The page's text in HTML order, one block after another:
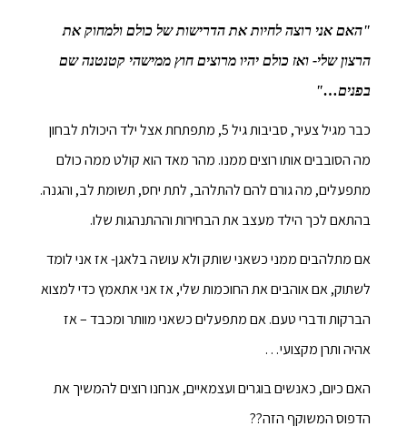
"האם אני רוצה לחיות את הדרישות של כולם ולמחוק את
הרצון שלי- ואז כולם יהיו מרוצים חוץ ממישהי קטנטנה שם
בפנים…"
כבר מגיל צעיר, סביבות גיל 5, מתפתחת אצל ילד היכולת לבחון
מה הסובבים אותו רוצים ממנו. מהר מאד הוא קולט ממה כולם
מתפעלים, מה גורם להם להתלהב, לתת יחס, תשומת לב, והגנה.
בהתאם לכך הילד מעצב את הבחירות וההתנהגות שלו.
אם מתלהבים ממני כשאני שותק ולא עושה בלאגן- אז אני לומד
לשתוק, אם אוהבים את החוכמות שלי, אז אני אתאמץ כדי למצוא
הברקות ודברי טעם. אם מתפעלים כשאני מוותר ומכבד – אז
אהיה ותרן מקצועי…
האם כיום, כאנשים בוגרים ועצמאיים, אנחנו רוצים להמשיך את
הדפוס המשוקף הזה??